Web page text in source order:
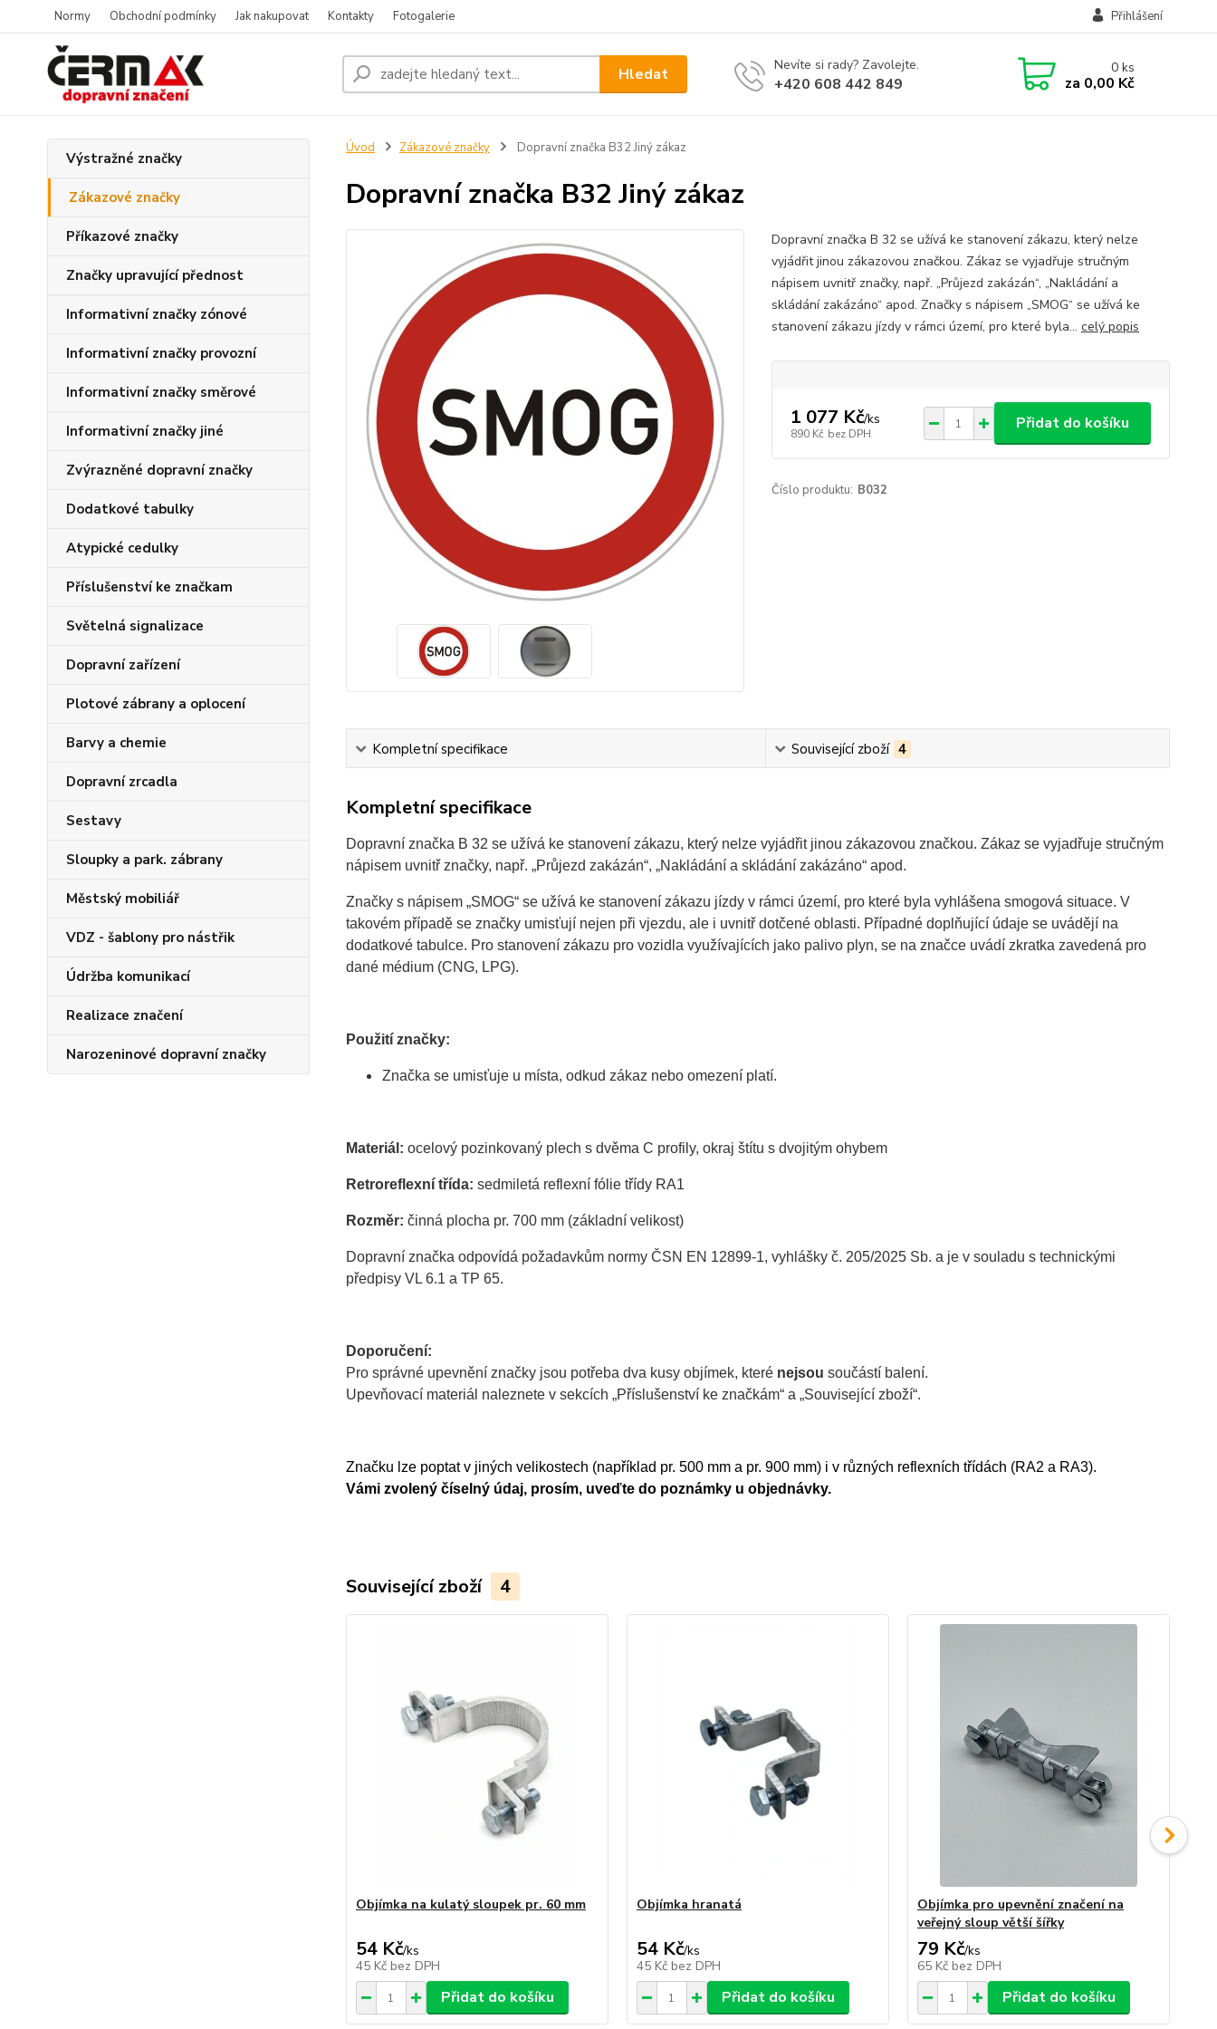
Normy Obchodní podmínky Jak nakupovat Kontakty Fotogalerie Přihlášení
Hledat Nevíte si rady? Zavolejte.
+420 608 442 849
0ks
za 0,00 Kč
Výstražné značky
Zákazové značky
Příkazové značky
Značky upravující přednost
Informativní značky zónové
Informativní značky provozní
Informativní značky směrové
Informativní značky jiné
Zvýrazněné dopravní značky
Dodatkové tabulky
Atypické cedulky
Příslušenství ke značkam
Světelná signalizace
Dopravní zařízení
Plotové zábrany a oplocení
Barvy a chemie
Dopravní zrcadla
Sestavy
Sloupky a park. zábrany
Městský mobiliář
VDZ - šablony pro nástřik
Údržba komunikací
Realizace značení
Narozeninové dopravní značky
Úvod Zákazové značky Dopravní značka B32 Jiný zákaz
Dopravní značka B32 Jiný zákaz
Dopravní značka B 32 se užívá ke stanovení zákazu, který nelze
vyjádřit jinou zákazovou značkou. Zákaz se vyjadřuje stručným
nápisem uvnitř značky, např. „Průjezd zakázán“, „Nakládání a
skládání zakázáno“ apod. Značky s nápisem „SMOG“ se užívá ke
stanovení zákazu jízdy v rámci území, pro které byla... celý popis
1 077 Kč/ks
890 Kč bez DPH
Přidat do košíku
Číslo produktu: B032
Kompletní specifikace Související zboží 4
Kompletní specifikace
Dopravní značka B 32 se užívá ke stanovení zákazu, který nelze vyjádřit jinou zákazovou značkou. Zákaz se vyjadřuje stručným
nápisem uvnitř značky, např. „Průjezd zakázán“, „Nakládání a skládání zakázáno“ apod.
Značky s nápisem „SMOG“ se užívá ke stanovení zákazu jízdy v rámci území, pro které byla vyhlášena smogová situace. V
takovém případě se značky umisťují nejen při vjezdu, ale i uvnitř dotčené oblasti. Případné doplňující údaje se uvádějí na
dodatkové tabulce. Pro stanovení zákazu pro vozidla využívajících jako palivo plyn, se na značce uvádí zkratka zavedená pro
dané médium (CNG, LPG).
Použití značky:
Značka se umisťuje u místa, odkud zákaz nebo omezení platí.
Materiál: ocelový pozinkovaný plech s dvěma C profily, okraj štítu s dvojitým ohybem
Retroreflexní třída: sedmiletá reflexní fólie třídy RA1
Rozměr: činná plocha pr. 700 mm (základní velikost)
Dopravní značka odpovídá požadavkům normy ČSN EN 12899-1, vyhlášky č. 205/2025 Sb. a je v souladu s technickými
předpisy VL 6.1 a TP 65.
Doporučení:
Pro správné upevnění značky jsou potřeba dva kusy objímek, které nejsou součástí balení.
Upevňovací materiál naleznete v sekcích „Příslušenství ke značkám“ a „Související zboží“.
Značku lze poptat v jiných velikostech (například pr. 500 mm a pr. 900 mm) i v různých reflexních třídách (RA2 a RA3).
Vámi zvolený číselný údaj, prosím, uveďte do poznámky u objednávky.
Související zboží 4
Objímka na kulatý sloupek pr. 60 mm
54 Kč/ks
45 Kč bez DPH
Přidat do košíku
Objímka hranatá
54 Kč/ks
45 Kč bez DPH
Přidat do košíku
Objímka pro upevnění značení na
veřejný sloup větší šířky
79 Kč/ks
65 Kč bez DPH
Přidat do košíku